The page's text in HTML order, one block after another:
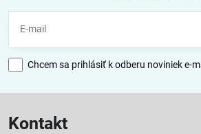
Chcem sa prihlásiť k odberu noviniek e-
Kontakt